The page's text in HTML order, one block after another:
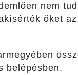
nem
őket
belépésben.